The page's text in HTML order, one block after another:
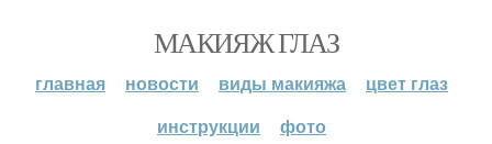
МАКИЯЖ ГЛАЗ
главная новости виды макияжа
цвет глаз
инструкции
фото